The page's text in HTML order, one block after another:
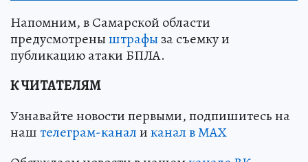
Напомним, в Самарской области
предусмотреныштрафы за съемку и
публикацию атаки БПЛА.
К ЧИТАТЕЛЯМ
Узнавайте новости первыми, подпишитесь на
наштелеграм-каналиканал в МАХ